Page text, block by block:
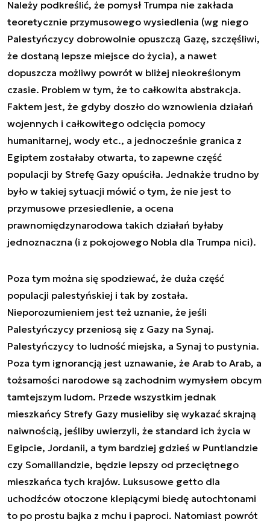
Należy podkreślić, że pomysł Trumpa nie zakłada
teoretycznie przymusowego wysiedlenia (wg niego
Palestyńczycy dobrowolnie opuszczą Gazę, szczęśliwi,
że dostaną lepsze miejsce do życia), a nawet
dopuszcza możliwy powrót w bliżej nieokreślonym
czasie. Problem w tym, że to całkowita abstrakcja.
Faktem jest, że gdyby doszło do wznowienia działań
wojennych i całkowitego odcięcia pomocy
humanitarnej, wody etc., a jednocześnie granica z
Egiptem zostałaby otwarta, to zapewne część
populacji by Strefę Gazy opuściła. Jednakże trudno by
było w takiej sytuacji mówić o tym, że nie jest to
przymusowe przesiedlenie, a ocena
prawnomiędzynarodowa takich działań byłaby
jednoznaczna (i z pokojowego Nobla dla Trumpa nici).
Poza tym można się spodziewać, że duża część
populacji palestyńskiej i tak by została.
Nieporozumieniem jest też uznanie, że jeśli
Palestyńczycy przeniosą się z Gazy na Synaj.
Palestyńczycy to ludność miejska, a Synaj to pustynia.
Poza tym ignorancją jest uznawanie, że Arab to Arab, a
tożsamości narodowe są zachodnim wymysłem obcym
tamtejszym ludom. Przede wszystkim jednak
mieszkańcy Strefy Gazy musieliby się wykazać skrajną
naiwnością, jeśliby uwierzyli, że standard ich życia w
Egipcie, Jordanii, a tym bardziej gdzieś w Puntlandzie
czy Somalilandzie, będzie lepszy od przeciętnego
mieszkańca tych krajów. Luksusowe getto dla
uchodźców otoczone klepiącymi biedę autochtonami
to po prostu bajka z mchu i paproci. Natomiast powrót